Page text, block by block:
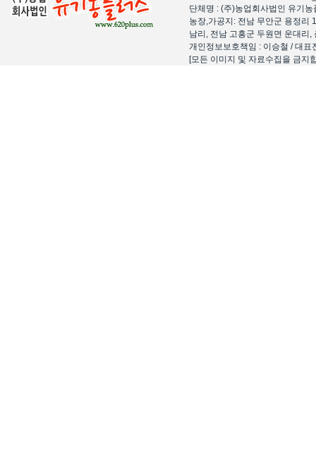
단체명 : (주)농업회사법인 유기
농장,가공지: 전남 무안군 용정리
남리, 전남 고흥군 두원면 운대리
개인정보보호책임 : 이승철 / 대
[모든 이미지 및 자료수집을 금지